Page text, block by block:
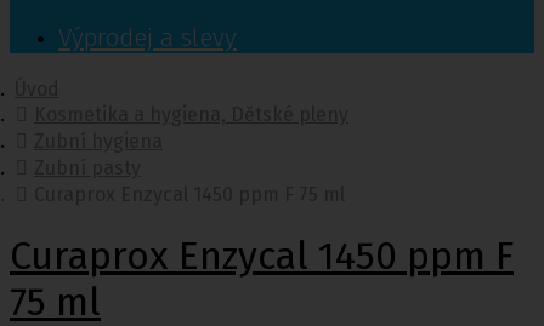
Výprodej a slevy
Curaprox Enzycal 1450 ppm F
75 ml